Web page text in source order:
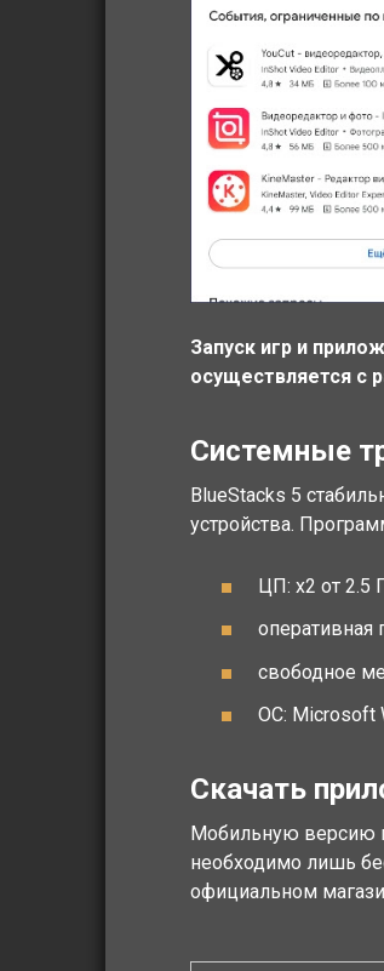
Запуск игр и
осуществляется с
Системные
BlueStacks 5
устройства.
ЦП: x2 от 2.5
оперативная
свободное
ОС: Microsoft
Скачать
Мобильную версию
необходимо лишь
официальном